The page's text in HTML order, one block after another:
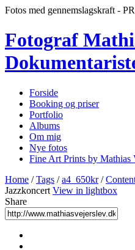
Fotos med gennemslagskraft -
Fotograf
Forside
Booking og priser
Portfolio
Albums
Om mig
Nye fotos
Fine Art Prints by Mathias
Home /Tags /a4_650kr/
Jazzkoncert View in lightbox
Share